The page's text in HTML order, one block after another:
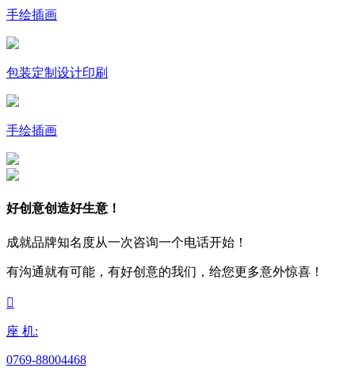
手绘插画
包装定制设计印刷
手绘插画
好创意创造好生意！
成就品牌知名度从一次咨询一个电话开始！
有沟通就有可能，有好创意的我们，给您更多意外惊喜！

座 机:
0769-88004468